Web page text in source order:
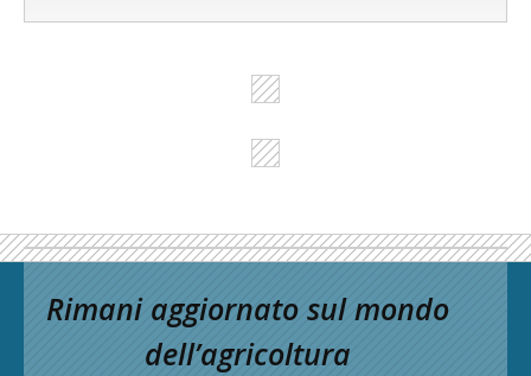
Rimani aggiornato sul mondo
dell’agricoltura